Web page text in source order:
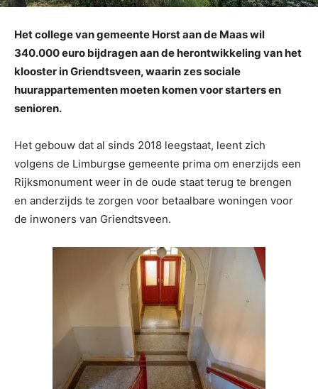
Het college van gemeente Horst aan de Maas wil
340.000 euro bijdragen aan de herontwikkeling van het
klooster in Griendtsveen, waarin zes sociale
huurappartementen moeten komen voor starters en
senioren.
Het gebouw dat al sinds 2018 leegstaat, leent zich
volgens de Limburgse gemeente prima om enerzijds een
Rijksmonument weer in de oude staat terug te brengen
en anderzijds te zorgen voor betaalbare woningen voor
de inwoners van Griendtsveen.